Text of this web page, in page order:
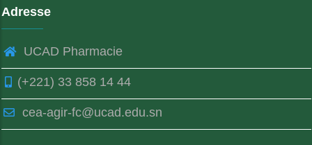
Adresse
UCAD Pharmacie
(+221) 33 858 14 44
cea-agir-fc@ucad.edu.sn